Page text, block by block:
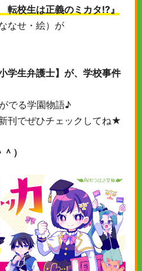
転校生は正義のミカタ!?』
なせ・絵）が
学生弁護士】が、学校事件
でる学園物語♪
刊でぜひチェックしてね★
）